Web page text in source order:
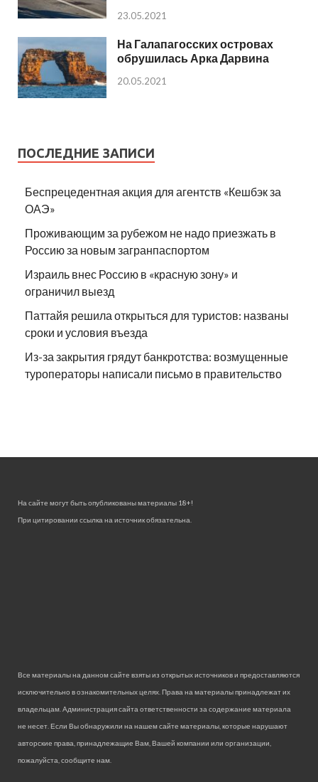
23.05.2021
На Галапагосских островах
обрушилась Арка Дарвина
20.05.2021
ПОСЛЕДНИЕ ЗАПИСИ
Беспрецедентная акция для агентств «Кешбэк за
ОАЭ»
Проживающим за рубежом не надо приезжать в
Россию за новым загранпаспортом
Израиль внес Россию в «красную зону» и
ограничил выезд
Паттайя решила открыться для туристов: названы
сроки и условия въезда
Из-за закрытия грядут банкротства: возмущенные
туроператоры написали письмо в правительство
На сайте могут быть опубликованы материалы 18+!
При цитировании ссылка на источник обязательна.
Все материалы на данном сайте взяты из открытых источников и предоставляются
исключительно в ознакомительных целях. Права на материалы принадлежат их
владельцам. Администрация сайта ответственности за содержание материала
не несет. Если Вы обнаружили на нашем сайте материалы, которые нарушают
авторские права, принадлежащие Вам, Вашей компании или организации,
пожалуйста, сообщите нам.